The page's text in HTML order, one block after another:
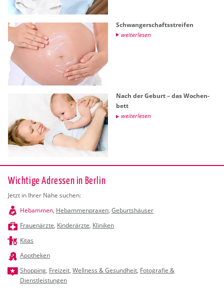
Schwan­ger­schafts­strei­fen
wei­ter­le­sen
Nach der Ge­burt – das Wo­chen­
bett
wei­ter­le­sen
Wichtige Adressen in Berlin
Jetzt in Ihrer Nähe suchen:
Hebammen, Hebammenpraxen, Geburtshäuser
Frauenärzte, Kinderärzte, Kliniken
Kitas
Apotheken
Shopping, Freizeit, Wellness & Gesundheit, Fotografie &
Dienstleistungen